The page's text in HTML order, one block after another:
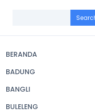
navigation
BERANDA
BADUNG
BANGLI
BULELENG